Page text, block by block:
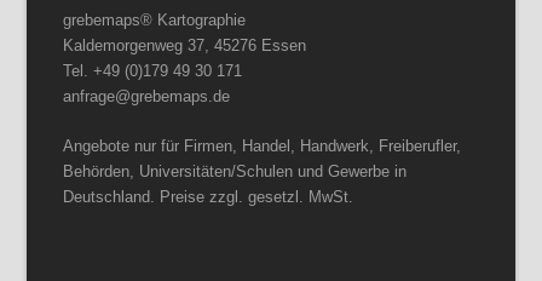
grebemaps® Kartographie
Kaldemorgenweg 37, 45276 Essen
Tel. +49 (0)179 49 30 171
anfrage@grebemaps.de
Angebote nur für Firmen, Handel, Handwerk, Freiberufler,
Behörden, Universitäten/Schulen und Gewerbe in
Deutschland. Preise zzgl. gesetzl. MwSt.